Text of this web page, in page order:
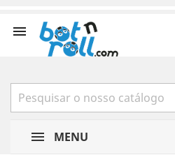

MENU